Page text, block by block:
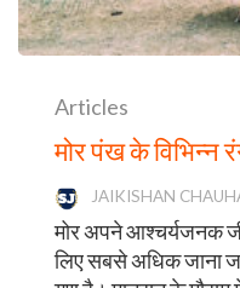
Articles
मोर पंख के विभिन्न
JAIKISHAN
मोर अपने आश्चर्यजनक
लिए सबसे अधिक जाना